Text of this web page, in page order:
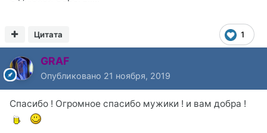
1
Цитата
GRAF
Опубликовано 21 ноября, 2019
Спасибо ! Огромное спасибо мужики ! и вам добра !